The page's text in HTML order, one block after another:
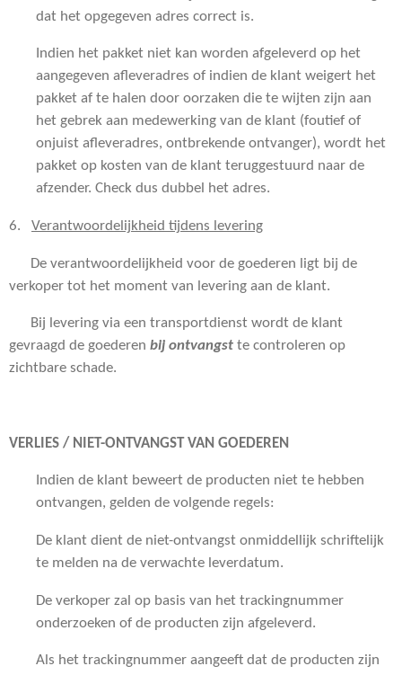
dat het opgegeven adres correct is.
Indien het pakket niet kan worden afgeleverd op het
aangegeven afleveradres of indien de klant weigert het
pakket af te halen door oorzaken die te wijten zijn aan
het gebrek aan medewerking van de klant (foutief of
onjuist afleveradres, ontbrekende ontvanger), wordt het
pakket op kosten van de klant teruggestuurd naar de
afzender. Check dus dubbel het adres.
6. Verantwoordelijkheid tijdens levering
De verantwoordelijkheid voor de goederen ligt bij de
verkoper tot het moment van levering aan de klant.
Bij levering via een transportdienst wordt de klant
gevraagd de goederen bij ontvangst te controleren op
zichtbare schade.
VERLIES / NIET-ONTVANGST VAN GOEDEREN
Indien de klant beweert de producten niet te hebben
ontvangen, gelden de volgende regels:
De klant dient de niet-ontvangst onmiddellijk schriftelijk
te melden na de verwachte leverdatum.
De verkoper zal op basis van het trackingnummer
onderzoeken of de producten zijn afgeleverd.
Als het trackingnummer aangeeft dat de producten zijn